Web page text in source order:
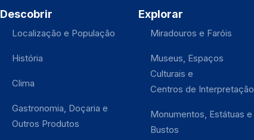
Descobrir
Localização e População
História
Clima
Gastronomia, Doçaria e
Outros Produtos
Explorar
Miradouros e Faróis
Museus, Espaços
Culturais e
Centros de Interpretação
Monumentos, Estátuas e
Bustos